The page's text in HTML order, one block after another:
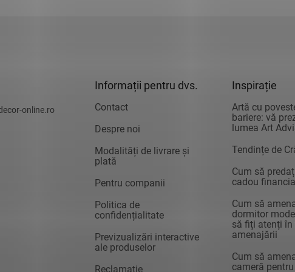
online.ro
Informații pentru dvs.
Contact
Despre noi
Modalități de livrare și
plată
Pentru companii
Politica de
confidențialitate
Previzualizări interactive
ale produselor
Reclamație
Inspirație
Artă cu
bariere: vă
lumea Art
Tendințe de
Cum să
cadou
Cum să
dormitor
să fiți atenți în
amenajării
Cum să
cameră